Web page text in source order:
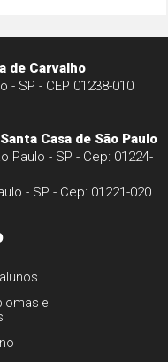
de Carvalho
- SP - CEP 01238-010
Casa de São Paulo
Paulo - SP - Cep: 01224-
- SP - Cep: 01221-020
e